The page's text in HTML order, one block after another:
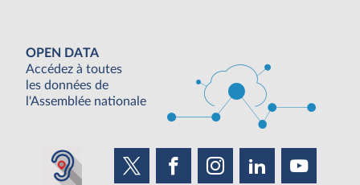
OPEN DATA
Accédez à toutes
les données de
l'Assemblée nationale